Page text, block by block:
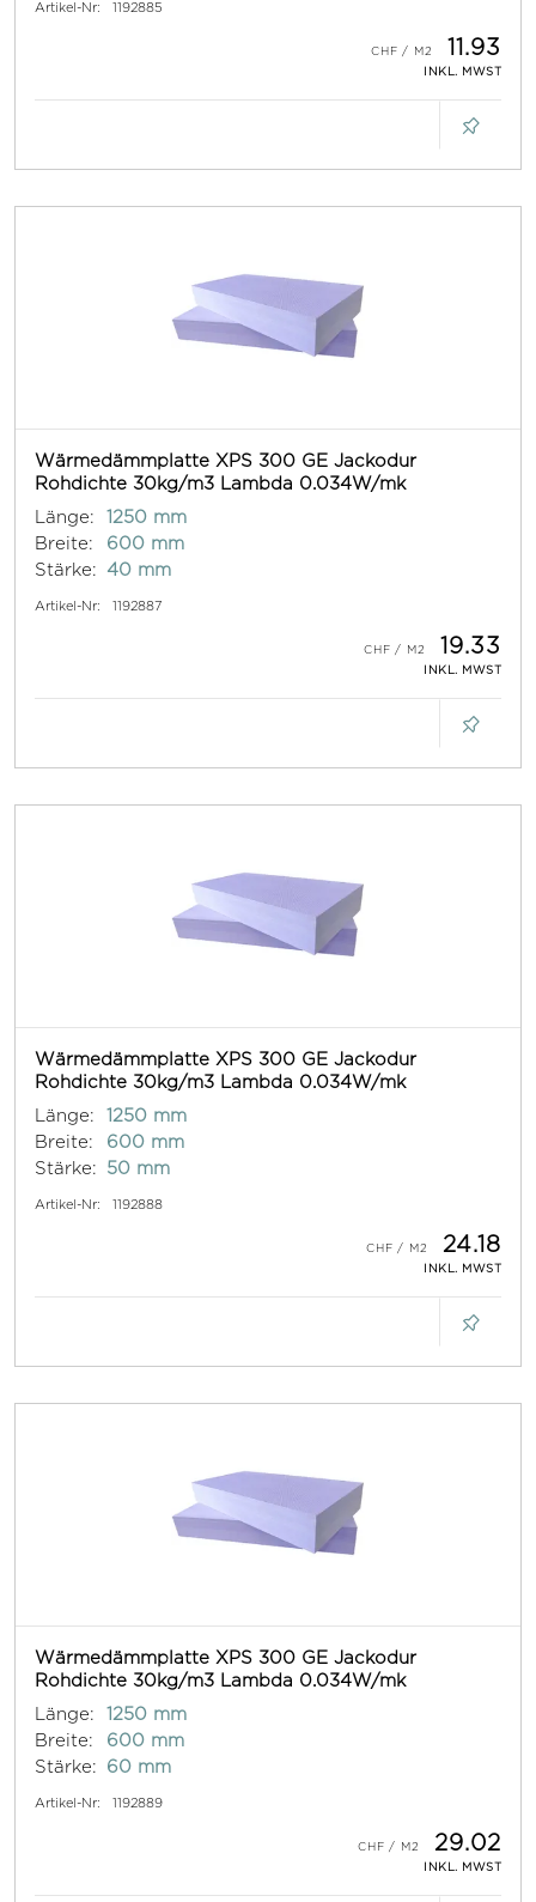
Artikel-Nr: 1192885
11.93
INKL. MWST
Wärmedämmplatte XPS 300 GE Jackodur
Rohdichte 30kg/m3 Lambda 0.034W/mk
Länge:
1250 mm
Breite:
600 mm
Stärke:
40 mm
Artikel-Nr: 1192887
19.33
INKL. MWST
Wärmedämmplatte XPS 300 GE Jackodur
Rohdichte 30kg/m3 Lambda 0.034W/mk
Länge:
1250 mm
Breite:
600 mm
Stärke:
50 mm
Artikel-Nr: 1192888
24.18
INKL. MWST
Wärmedämmplatte XPS 300 GE Jackodur
Rohdichte 30kg/m3 Lambda 0.034W/mk
Länge:
1250 mm
Breite:
600 mm
Stärke:
60 mm
Artikel-Nr: 1192889
29.02
INKL. MWST